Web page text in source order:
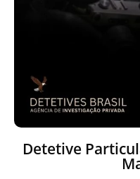
Detetive